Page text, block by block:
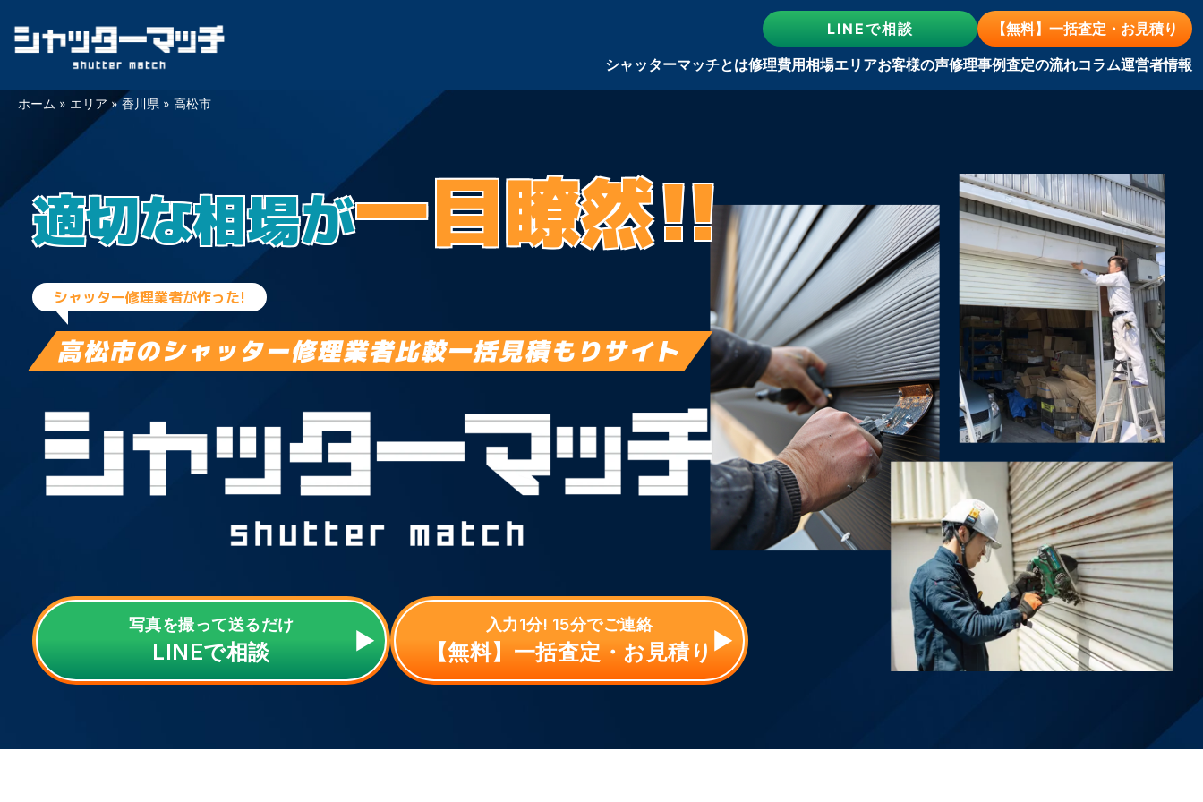
Skip
LINEで相談
【無料】一括査定・お見積り
シャッターマッチとは修理費用相場エリアお客様の声修理事例査定の流れコラム運営者情報
ホーム » エリア »香川県 » 高松市
適切な相場が一目瞭然!!
シャッター修理業者が作った!
高松市のシャッター修理業者比較一括見積もりサイト
写真を撮って送るだけ
LINEで相談
入力1分! 15分でご連絡
【無料】一括査定・お見積り